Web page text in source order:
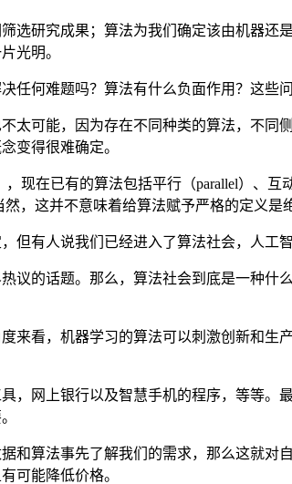
选研究成果；算法为我们确定该由机器
光明。
何难题吗？算法有什么负面作用？这些
太可能，因为存在不同种类的算法，不
变得很难确定。
，现在已有的算法包括平行（parallel）、
，这并不意味着给算法赋予严格的定义是
有人说我们已经进入了算法社会，人工
的话题。那么，算法社会到底是一种什
来看，机器学习的算法可以刺激创新和
，网上银行以及智慧手机的程序，等等
和算法事先了解我们的需求，那么这就
可能降低价格。